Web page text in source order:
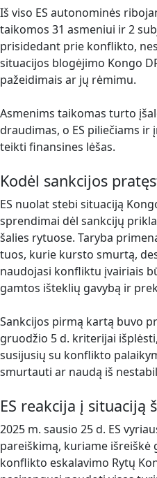
Iš viso ES autonominės
taikomos 31 asmeniui ir 2
prisidedant prie konflikto,
situacijos blogėjimo Kongo
pažeidimais ar jų rėmimu.
Asmenims taikomas turto
draudimas, o ES piliečiams
teikti finansines lėšas.
Kodėl sankcijos
ES nuolat stebi situaciją
sprendimai dėl sankcijų
šalies rytuose. Taryba
tuos, kurie kursto smurtą,
naudojasi konfliktu įvairiais
gamtos išteklių gavybą ir
Sankcijos pirmą kartą buvo
gruodžio 5 d. kriterijai
susijusių su konflikto
smurtauti ar naudą iš
ES reakcija į situaciją
2025 m. sausio 25 d. ES
pareiškimą, kuriame išreiškė
konflikto eskalavimo Rytų